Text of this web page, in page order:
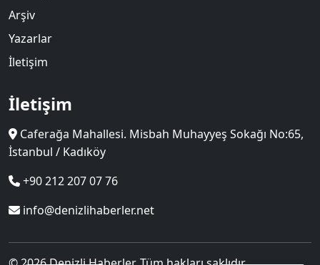
Arşiv
Yazarlar
İletişim
İletişim
Caferağa Mahallesi. Misbah Muhayyeş Sokağı No:65,
İstanbul / Kadıköy
+90 212 207 07 76
info@denizlihaberler.net